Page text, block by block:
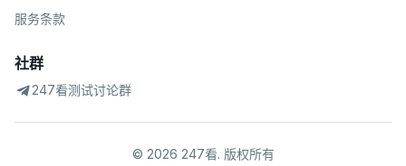
服务条款
社群
247看测试讨论群
© 2026 247看. 版权所有